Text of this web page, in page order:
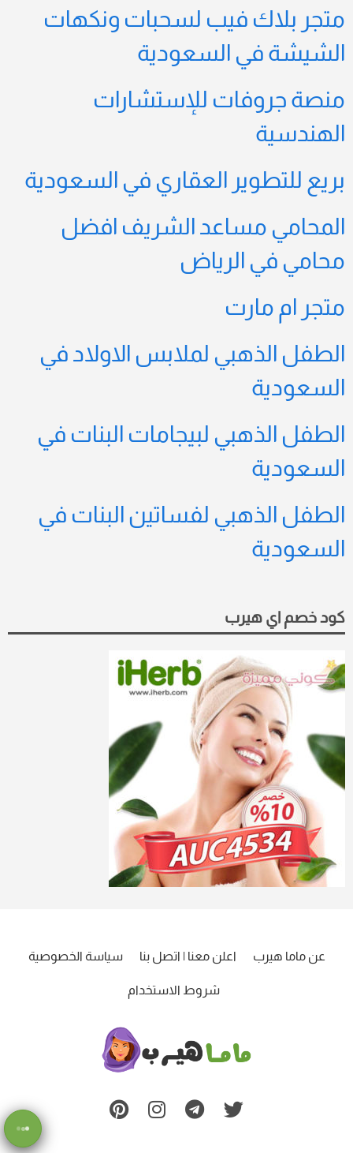
متجر بلاك فيب لسحبات ونكهات
الشيشة في السعودية
منصة جروفات للإستشارات
الهندسية
بريع للتطوير العقاري في السعودية
المحامي مساعد الشريف افضل
محامي في الرياض
متجر ام مارت
الطفل الذهبي لملابس الاولاد في
السعودية
الطفل الذهبي لبيجامات البنات في
السعودية
الطفل الذهبي لفساتين البنات في
السعودية
كود خصم اي هيرب
عن ماما هيرب اعلن معنا | اتصل بنا سياسة الخصوصية
شروط الاستخدام